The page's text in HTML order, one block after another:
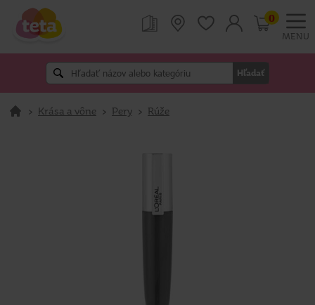
MENU
Hľadať
0
> Krása a vône > Pery > Rúže